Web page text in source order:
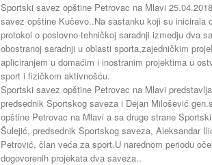
Sportski savez opštine Petrovac na Mlavi
savez opštine Kučevo..Na sastanku koji su inicirala
protokol o poslovno-tehničkoj saradnji izmedju dva
obostranoj saradnji u oblasti sporta,zajedničkim
apliciranjem u domaćim i inostranim projektima u
sport i fizičkom aktivnošću.
Sportski savez opštine Petrovac na Mlavi
predsednik Sportskog saveza i Dejan Milošević
opštine Petrovac na Mlavi a sa druge strane
Šulejić, predsednik Sportskog saveza, Aleksandar
Petrović, član veća za sport.U narednom periodu
dogovorenih projekata dva saveza..